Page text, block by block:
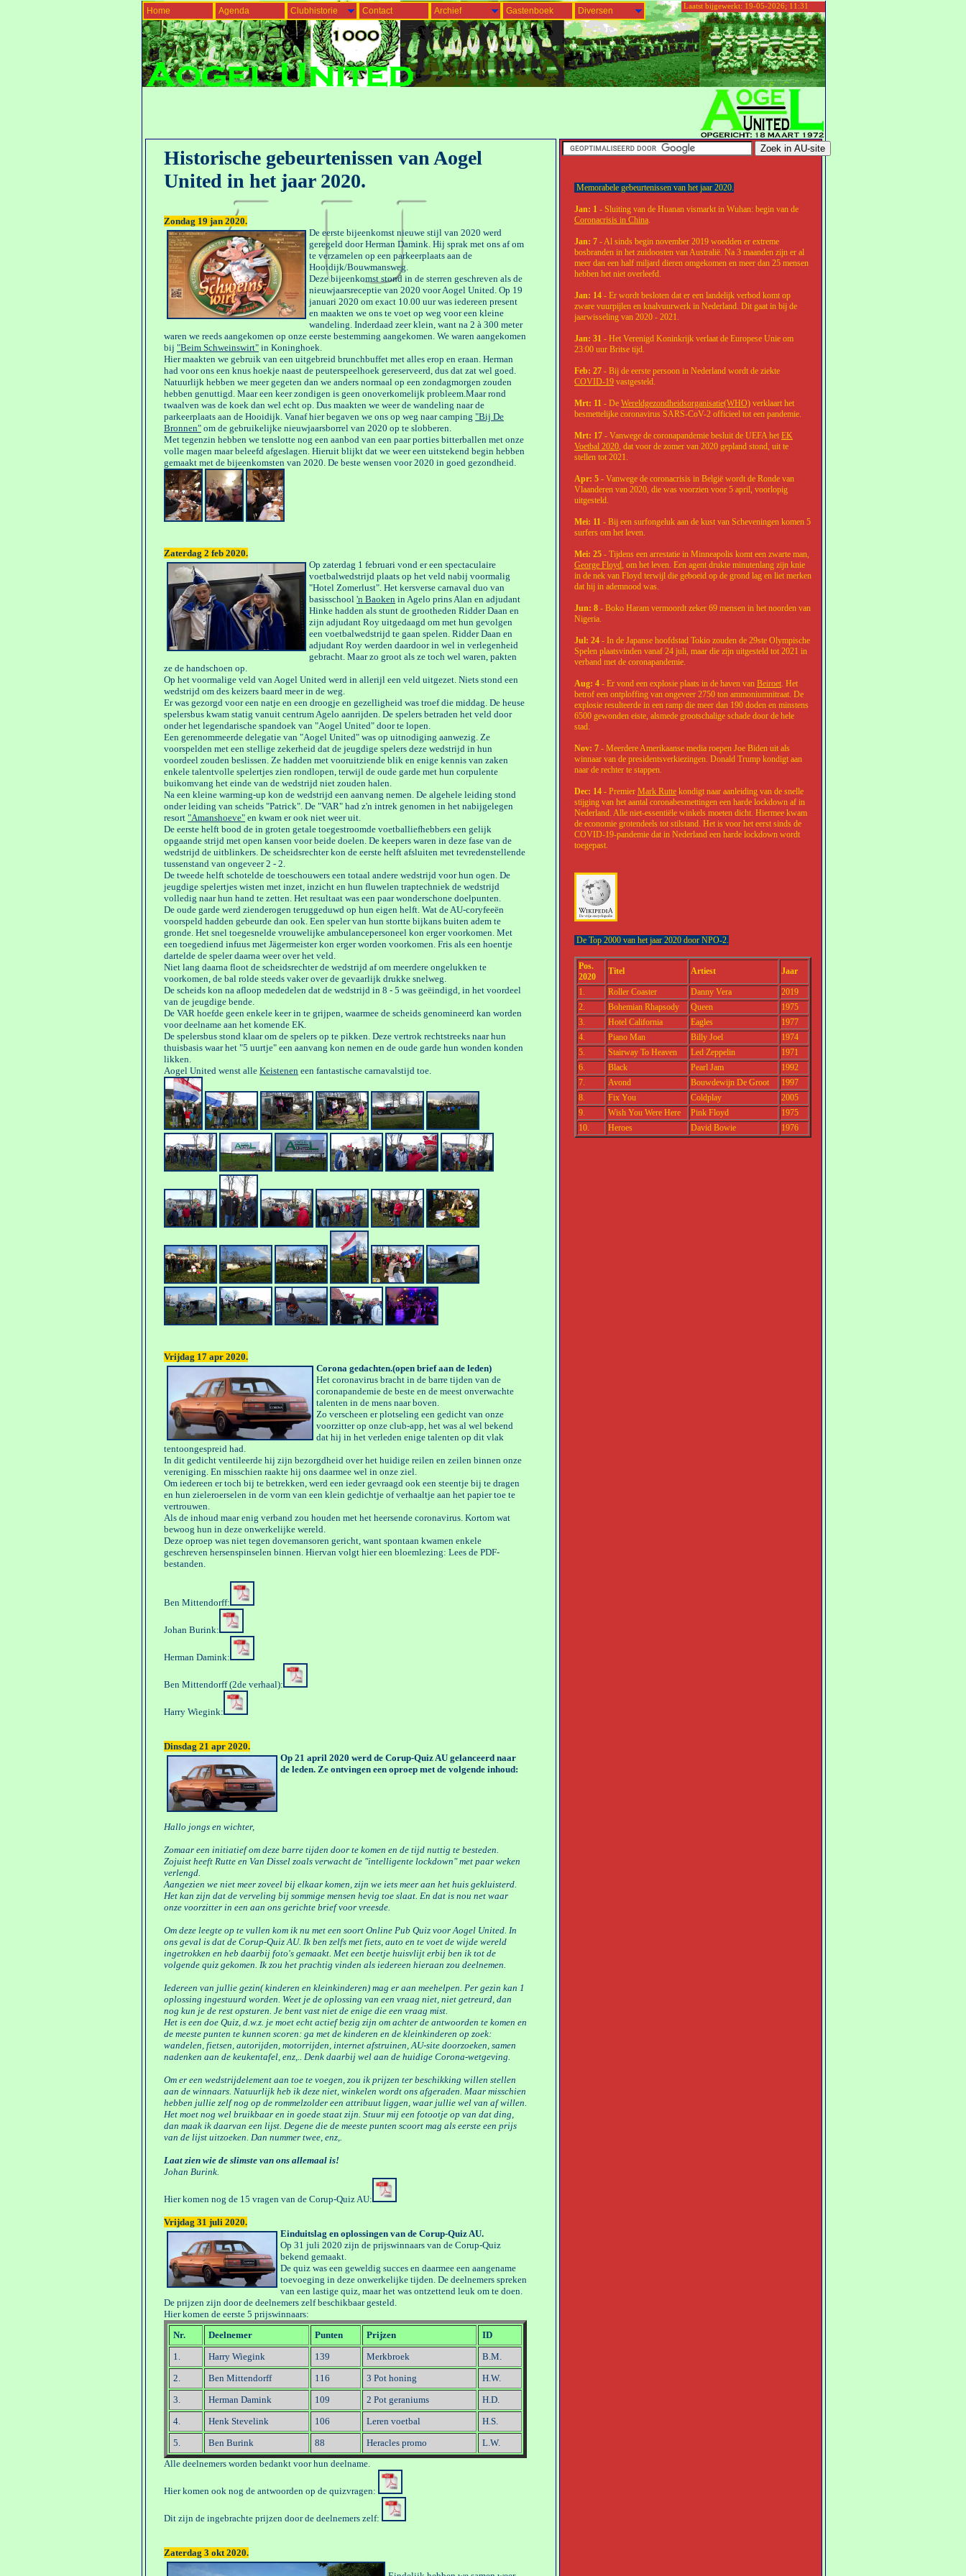
Home Agenda Clubhistorie Contact Archief Gastenboek Diversen Laatst bijgewerkt: 19-05-2026; 11:31
Historische gebeurtenissen van Aogel
United in het jaar 2020.
Zondag 19 jan 2020.
De eerste bijeenkomst nieuwe stijl van 2020 werd
geregeld door Herman Damink. Hij sprak met ons af om
te verzamelen op een parkeerplaats aan de
Hooidijk/Bouwmansweg.
Deze bijeenkomst stond in de sterren geschreven als de
nieuwjaarsreceptie van 2020 voor Aogel United. Op 19
januari 2020 om exact 10.00 uur was iedereen present
en maakten we ons te voet op weg voor een kleine
wandeling. Inderdaad zeer klein, want na 2 à 300 meter
waren we reeds aangekomen op onze eerste bestemming aangekomen. We waren aangekomen
bij "Beim Schweinswirt" in Koninghoek.
Hier maakten we gebruik van een uitgebreid brunchbuffet met alles erop en eraan. Herman
had voor ons een knus hoekje naast de peuterspeelhoek gereserveerd, dus dat zat wel goed.
Natuurlijk hebben we meer gegeten dan we anders normaal op een zondagmorgen zouden
hebben genuttigd. Maar een keer zondigen is geen onoverkomelijk probleem.Maar rond
twaalven was de koek dan wel echt op. Dus maakten we weer de wandeling naar de
parkeerplaats aan de Hooidijk. Vanaf hier begaven we ons op weg naar camping "Bij De
Bronnen" om de gebruikelijke nieuwjaarsborrel van 2020 op te slobberen.
Met tegenzin hebben we tenslotte nog een aanbod van een paar porties bitterballen met onze
volle magen maar beleefd afgeslagen. Hieruit blijkt dat we weer een uitstekend begin hebben
gemaakt met de bijeenkomsten van 2020. De beste wensen voor 2020 in goed gezondheid.
Zaterdag 2 feb 2020.
Op zaterdag 1 februari vond er een spectaculaire
voetbalwedstrijd plaats op het veld nabij voormalig
"Hotel Zomerlust". Het kersverse carnaval duo van
basisschool 'n Baoken in Agelo prins Alan en adjudant
Hinke hadden als stunt de grootheden Ridder Daan en
zijn adjudant Roy uitgedaagd om met hun gevolgen
een voetbalwedstrijd te gaan spelen. Ridder Daan en
adjudant Roy werden daardoor in wel in verlegenheid
gebracht. Maar zo groot als ze toch wel waren, pakten
ze de handschoen op.
Op het voormalige veld van Aogel United werd in allerijl een veld uitgezet. Niets stond een
wedstrijd om des keizers baard meer in de weg.
Er was gezorgd voor een natje en een droogje en gezelligheid was troef die middag. De heuse
spelersbus kwam statig vanuit centrum Agelo aanrijden. De spelers betraden het veld door
onder het legendarische spandoek van "Aogel United" door te lopen.
Een gerenommeerde delegatie van "Aogel United" was op uitnodiging aanwezig. Ze
voorspelden met een stellige zekerheid dat de jeugdige spelers deze wedstrijd in hun
voordeel zouden beslissen. Ze hadden met vooruitziende blik en enige kennis van zaken
enkele talentvolle spelertjes zien rondlopen, terwijl de oude garde met hun corpulente
buikomvang het einde van de wedstrijd niet zouden halen.
Na een kleine warming-up kon de wedstrijd een aanvang nemen. De algehele leiding stond
onder leiding van scheids "Patrick". De "VAR" had z'n intrek genomen in het nabijgelegen
resort "Amanshoeve" en kwam er ook niet weer uit.
De eerste helft bood de in groten getale toegestroomde voetballiefhebbers een gelijk
opgaande strijd met open kansen voor beide doelen. De keepers waren in deze fase van de
wedstrijd de uitblinkers. De scheidsrechter kon de eerste helft afsluiten met tevredenstellende
tussenstand van ongeveer 2 - 2.
De tweede helft schotelde de toeschouwers een totaal andere wedstrijd voor hun ogen. De
jeugdige spelertjes wisten met inzet, inzicht en hun fluwelen traptechniek de wedstrijd
volledig naar hun hand te zetten. Het resultaat was een paar wonderschone doelpunten.
De oude garde werd zienderogen teruggeduwd op hun eigen helft. Wat de AU-coryfeeën
voorspeld hadden gebeurde dan ook. Een speler van hun stortte bijkans buiten adem te
gronde. Het snel toegesnelde vrouwelijke ambulancepersoneel kon erger voorkomen. Met
een toegediend infuus met Jägermeister kon erger worden voorkomen. Fris als een hoentje
dartelde de speler daarna weer over het veld.
Niet lang daarna floot de scheidsrechter de wedstrijd af om meerdere ongelukken te
voorkomen, de bal rolde steeds vaker over de gevaarlijk drukke snelweg.
De scheids kon na afloop mededelen dat de wedstrijd in 8 - 5 was geëindigd, in het voordeel
van de jeugdige bende.
De VAR hoefde geen enkele keer in te grijpen, waarmee de scheids genomineerd kan worden
voor deelname aan het komende EK.
De spelersbus stond klaar om de spelers op te pikken. Deze vertrok rechtstreeks naar hun
thuisbasis waar het "5 uurtje" een aanvang kon nemen en de oude garde hun wonden konden
likken.
Aogel United wenst alle Keistenen een fantastische carnavalstijd toe.
Vrijdag 17 apr 2020.
Corona gedachten.(open brief aan de leden)
Het coronavirus bracht in de barre tijden van de
coronapandemie de beste en de meest onverwachte
talenten in de mens naar boven.
Zo verscheen er plotseling een gedicht van onze
voorzitter op onze club-app, het was al wel bekend
dat hij in het verleden enige talenten op dit vlak
tentoongespreid had.
In dit gedicht ventileerde hij zijn bezorgdheid over het huidige reilen en zeilen binnen onze
vereniging. En misschien raakte hij ons daarmee wel in onze ziel.
Om iedereen er toch bij te betrekken, werd een ieder gevraagd ook een steentje bij te dragen
en hun zieleroerselen in de vorm van een klein gedichtje of verhaaltje aan het papier toe te
vertrouwen.
Als de inhoud maar enig verband zou houden met het heersende coronavirus. Kortom wat
bewoog hun in deze onwerkelijke wereld.
Deze oproep was niet tegen dovemansoren gericht, want spontaan kwamen enkele
geschreven hersenspinselen binnen. Hiervan volgt hier een bloemlezing: Lees de PDF-
bestanden.
Ben Mittendorff:
Johan Burink:
Herman Damink:
Ben Mittendorff (2de verhaal):
Harry Wiegink:
Dinsdag 21 apr 2020.
Op 21 april 2020 werd de Corup-Quiz AU gelanceerd naar
de leden. Ze ontvingen een oproep met de volgende inhoud:
Hallo jongs en wichter,
Zomaar een initiatief om deze barre tijden door te komen en de tijd nuttig te besteden.
Zojuist heeft Rutte en Van Dissel zoals verwacht de "intelligente lockdown" met paar weken
verlengd.
Aangezien we niet meer zoveel bij elkaar komen, zijn we iets meer aan het huis gekluisterd.
Het kan zijn dat de verveling bij sommige mensen hevig toe slaat. En dat is nou net waar
onze voorzitter in een aan ons gerichte brief voor vreesde.
Om deze leegte op te vullen kom ik nu met een soort Online Pub Quiz voor Aogel United. In
ons geval is dat de Corup-Quiz AU. Ik ben zelfs met fiets, auto en te voet de wijde wereld
ingetrokken en heb daarbij foto's gemaakt. Met een beetje huisvlijt erbij ben ik tot de
volgende quiz gekomen. Ik zou het prachtig vinden als iedereen hieraan zou deelnemen.
Iedereen van jullie gezin( kinderen en kleinkinderen) mag er aan meehelpen. Per gezin kan 1
oplossing ingestuurd worden. Weet je de oplossing van een vraag niet, niet getreurd, dan
nog kun je de rest opsturen. Je bent vast niet de enige die een vraag mist.
Het is een doe Quiz, d.w.z. je moet echt actief bezig zijn om achter de antwoorden te komen en
de meeste punten te kunnen scoren: ga met de kinderen en de kleinkinderen op zoek:
wandelen, fietsen, autorijden, motorrijden, internet afstruinen, AU-site doorzoeken, samen
nadenken aan de keukentafel, enz,.. Denk daarbij wel aan de huidige Corona-wetgeving.
Om er een wedstrijdelement aan toe te voegen, zou ik prijzen ter beschikking willen stellen
aan de winnaars. Natuurlijk heb ik deze niet, winkelen wordt ons afgeraden. Maar misschien
hebben jullie zelf nog op de rommelzolder een attribuut liggen, waar jullie wel van af willen.
Het moet nog wel bruikbaar en in goede staat zijn. Stuur mij een fotootje op van dat ding,
dan maak ik daarvan een lijst. Degene die de meeste punten scoort mag als eerste een prijs
van de lijst uitzoeken. Dan nummer twee, enz,.
Laat zien wie de slimste van ons allemaal is!
Johan Burink.
Hier komen nog de 15 vragen van de Corup-Quiz AU:
Vrijdag 31 juli 2020.
Einduitslag en oplossingen van de Corup-Quiz AU.
Op 31 juli 2020 zijn de prijswinnaars van de Corup-Quiz
bekend gemaakt.
De quiz was een geweldig succes en daarmee een aangename
toevoeging in deze onwerkelijke tijden. De deelnemers spreken
van een lastige quiz, maar het was ontzettend leuk om te doen.
De prijzen zijn door de deelnemers zelf beschikbaar gesteld.
Hier komen de eerste 5 prijswinnaars:
Nr.
Deelnemer Punten Prijzen
ID
1.
Harry Wiegink 139 Merkbroek
B.M.
2.
Ben Mittendorff 116 3 Pot honing
H.W.
3.
Herman Damink 109 2 Pot geraniums
H.D.
4.
Henk Stevelink 106 Leren voetbal
H.S.
5.
Ben Burink 88 Heracles promo
L.W.
Alle deelnemers worden bedankt voor hun deelname.
Hier komen ook nog de antwoorden op de quizvragen:
Dit zijn de ingebrachte prijzen door de deelnemers zelf:
Zaterdag 3 okt 2020.
Memorabele gebeurtenissen van het jaar 2020.
Jan: 1 - Sluiting van de Huanan vismarkt in Wuhan: begin van de
Coronacrisis in China.
Jan: 7 - Al sinds begin november 2019 woedden er extreme
bosbranden in het zuidoosten van Australië. Na 3 maanden zijn er al
meer dan een half miljard dieren omgekomen en meer dan 25 mensen
hebben het niet overleefd.
Jan: 14 - Er wordt besloten dat er een landelijk verbod komt op
zware vuurpijlen en knalvuurwerk in Nederland. Dit gaat in bij de
jaarwisseling van 2020 - 2021.
Jan: 31 - Het Verenigd Koninkrijk verlaat de Europese Unie om
23:00 uur Britse tijd.
Feb: 27 - Bij de eerste persoon in Nederland wordt de ziekte
COVID-19 vastgesteld.
Mrt: 11 - De Wereldgezondheidsorganisatie(WHO) verklaart het
besmettelijke coronavirus SARS-CoV-2 officieel tot een pandemie.
Mrt: 17 - Vanwege de coronapandemie besluit de UEFA het EK
Voetbal 2020, dat voor de zomer van 2020 gepland stond, uit te
stellen tot 2021.
Apr: 5 - Vanwege de coronacrisis in België wordt de Ronde van
Vlaanderen van 2020, die was voorzien voor 5 april, voorlopig
uitgesteld.
Mei: 11 - Bij een surfongeluk aan de kust van Scheveningen komen 5
surfers om het leven.
Mei: 25 - Tijdens een arrestatie in Minneapolis komt een zwarte man,
George Floyd, om het leven. Een agent drukte minutenlang zijn knie
in de nek van Floyd terwijl die geboeid op de grond lag en liet merken
dat hij in ademnood was.
Jun: 8 - Boko Haram vermoordt zeker 69 mensen in het noorden van
Nigeria.
Jul: 24 - In de Japanse hoofdstad Tokio zouden de 29ste Olympische
Spelen plaatsvinden vanaf 24 juli, maar die zijn uitgesteld tot 2021 in
verband met de coronapandemie.
Aug: 4 - Er vond een explosie plaats in de haven van Beiroet. Het
betrof een ontploffing van ongeveer 2750 ton ammoniumnitraat. De
explosie resulteerde in een ramp die meer dan 190 doden en minstens
6500 gewonden eiste, alsmede grootschalige schade door de hele
stad.
Nov: 7 - Meerdere Amerikaanse media roepen Joe Biden uit als
winnaar van de presidentsverkiezingen. Donald Trump kondigt aan
naar de rechter te stappen.
Dec: 14 - Premier Mark Rutte kondigt naar aanleiding van de snelle
stijging van het aantal coronabesmettingen een harde lockdown af in
Nederland. Alle niet-essentiële winkels moeten dicht. Hiermee kwam
de economie grotendeels tot stilstand. Het is voor het eerst sinds de
COVID-19-pandemie dat in Nederland een harde lockdown wordt
toegepast.
De Top 2000 van het jaar 2020 door NPO-2.
Pos.
2020
Titel Artiest Jaar
1. Roller Coaster Danny Vera
2019
2.
Bohemian Rhapsody Queen
1975
3.
Hotel California Eagles
1977
4.
Piano Man Billy Joel
1974
5.
Stairway To Heaven Led Zeppelin
1971
6.
Black Pearl Jam
1992
7.
Avond Bouwdewijn De Groot
1997
8.
Fix You Coldplay
2005
9.
Wish You Were Here Pink Floyd
1975
10.
Heroes David Bowie 1976